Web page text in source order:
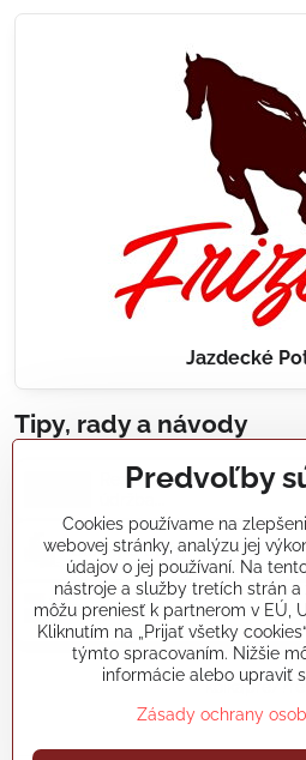
Jazdecké
Tipy, rady a návody
Realizácie záhradných jazierok,
Články a blogy
Rady a návody
koikapre/
Predvoľby
Cookies používame na
webovej stránky, analýzu jej
údajov o jej používaní. Na
nástroje a služby tretích strán
môžu preniesť k partnerom v EÚ,
Kliknutím na „Prijať všetky
týmto spracovaním. Nižšie
informácie alebo upraviť
Zásady ochrany